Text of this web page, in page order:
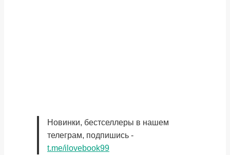
Новинки, бестселлеры в нашем
телеграм, подпишись -
t.me/ilovebook99